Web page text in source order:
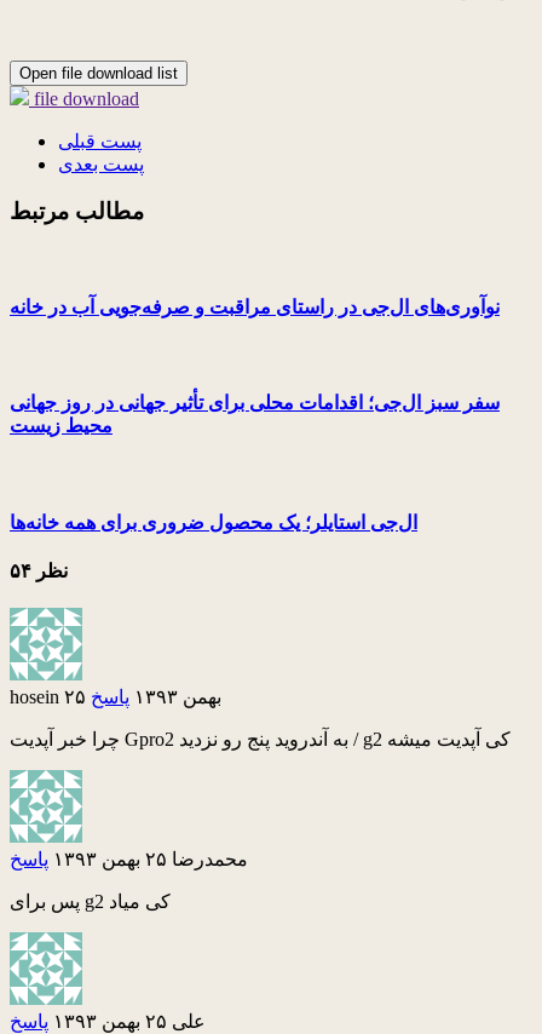
Open file download list
file download
پست قبلی
پست بعدی
مطالب مرتبط
نوآوری‌های ال‌جی در راستای مراقبت و صرفه‌جویی آب در خانه
سفر سبز ال‌جی؛ اقدامات محلی برای تأثیر جهانی در روز جهانی
محیط زیست
ال‌جی استایلر؛ یک محصول ضروری برای همه خانه‌ها
۵۴ نظر
hosein ۲۵ بهمن ۱۳۹۳ پاسخ
چرا خبر آپدیت Gpro2 به آندروید پنج رو نزدید / g2 کی آپدیت میشه
محمدرضا ۲۵ بهمن ۱۳۹۳ پاسخ
پس برای g2 کی میاد
علی ۲۵ بهمن ۱۳۹۳ پاسخ